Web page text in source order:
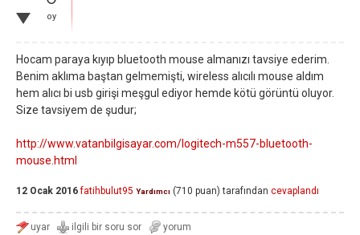
oy
Hocam paraya kıyıp bluetooth mouse almanızı tavsiye ederim.
Benim aklıma baştan gelmemişti, wireless alıcılı mouse aldım
hem alıcı bi usb girişi meşgul ediyor hemde kötü görüntü oluyor.
Size tavsiyem de şudur;
http://www.vatanbilgisayar.com/logitech-m557-bluetooth-
mouse.html
12 Ocak 2016 fatihbulut95 Yardımcı (710 puan) tarafından cevaplandı